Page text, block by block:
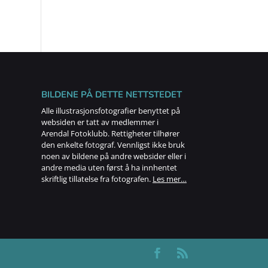
BILDENE PÅ DETTE NETTSTEDET
Alle illustrasjonsfotografier benyttet på
websiden er tatt av medlemmer i
Arendal Fotoklubb. Rettigheter tilhører
den enkelte fotograf. Vennligst ikke bruk
noen av bildene på andre websider eller i
andre media uten først å ha innhentet
skriftlig tillatelse fra fotografen. Les mer…